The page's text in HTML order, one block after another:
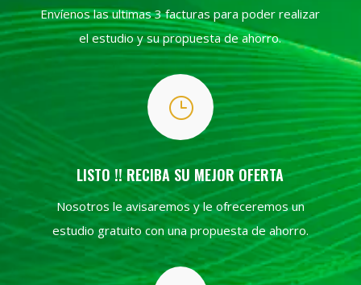
Envíenos las ultimas 3 facturas para poder realizar
el estudio y su propuesta de ahorro.
}
LISTO !! RECIBA SU MEJOR OFERTA
Nosotros le avisaremos y le ofreceremos un
estudio gratuito con una propuesta de ahorro.